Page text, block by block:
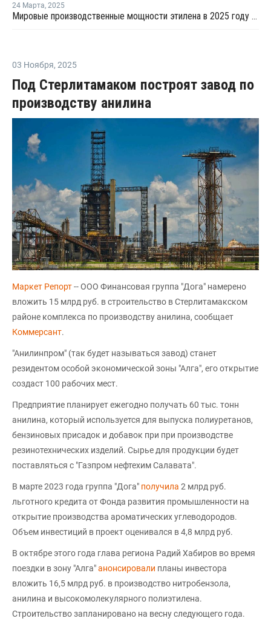
24 Марта, 2025
Мировые производственные мощности этилена в 2025 году превысят спрос на него на 22 млн тонн
03 Ноября, 2025
Под Стерлитамаком построят завод по
производству анилина
Маркет Репорт-- ООО Финансовая группа "Дога" намерено
вложить 15 млрд руб. в строительство в Стерлитамакском
районе комплекса по производству анилина, сообщает
Коммерсант.
"Анилинпром" (так будет называться завод) станет
резидентом особой экономической зоны "Алга", его открытие
создаст 100 рабочих мест.
Предприятие планирует ежегодно получать 60 тыс. тонн
анилина, который используется для выпуска полиуретанов,
бензиновых присадок и добавок при при производстве
резинотехнических изделий. Сырье для продукции будет
поставляться с "Газпром нефтехим Салавата".
В марте 2023 года группа "Дога" получила 2 млрд руб.
льготного кредита от Фонда развития промышленности на
открытие производства ароматических углеводородов.
Объем инвестиций в проект оценивался в 4,8 млрд руб.
В октябре этого года глава региона Радий Хабиров во время
поездки в зону "Алга"анонсировали планы инвестора
вложить 16,5 млрд руб. в производство нитробензола,
анилина и высокомолекулярного полиэтилена.
Строительство запланировано на весну следующего года.